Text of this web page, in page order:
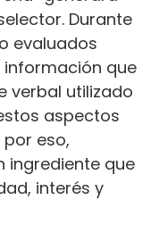
Durante
evaluados
que
verbal utilizado
aspectos
eso,
ingrediente que
interés y